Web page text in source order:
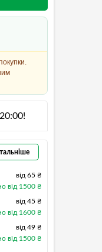
від 65 ₴
від 1500 ₴
від 45 ₴
від 1600 ₴
від 49 ₴
від 1500 ₴